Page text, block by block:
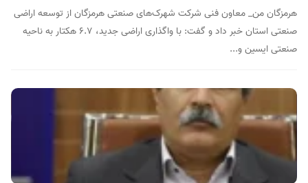
هرمزگان من_ معاون فنی شرکت شهرک‌های صنعتی هرمزگان از توسعه اراضی
صنعتی استان خبر داد و گفت: با واگذاری اراضی جدید، ۶.۷ هکتار به ناحیه
صنعتی ایسین و...